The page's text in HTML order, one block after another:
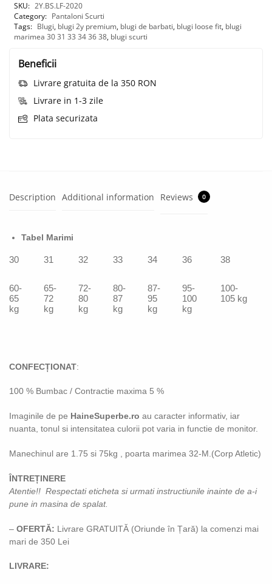
SKU: 2Y.BS.LF-2020
Category: Pantaloni Scurti
Tags: Blugi, blugi 2y premium, blugi de barbati, blugi loose fit, blugi
marimea 30 31 33 34 36 38, blugi scurti
Beneficii
Livrare gratuita de la 350 RON
Livrare in 1-3 zile
Plata securizata
Description Additional information Reviews 0
Tabel Marimi
30 31 32 33 34 36 38
60-
65
kg
65-
72
kg
72-
80
kg
80-
87
kg
87-
95
kg
95-
100
kg
100-
105 kg
CONFECȚIONAT:
100 % Bumbac / Contractie maxima 5 %
Imaginile de pe HaineSuperbe.ro au caracter informativ, iar
nuanta, tonul si intensitatea culorii pot varia in functie de monitor.
Manechinul are 1.75 si 75kg , poarta marimea 32-M.(Corp Atletic)
ÎNTREȚINERE
Atentie!! Respectati eticheta si urmati instructiunile inainte de a-i
pune in masina de spalat.
– OFERTĂ: Livrare GRATUITĂ (Oriunde în Țară) la comenzi mai
mari de 350 Lei
LIVRARE: